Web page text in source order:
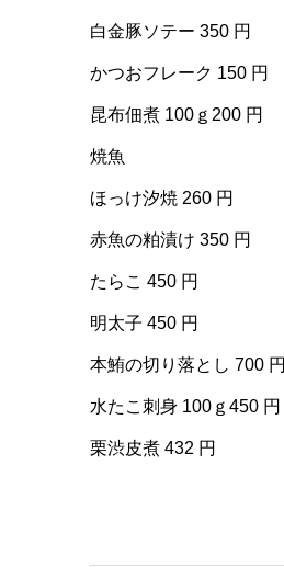
白金豚ソテー 350 円
かつおフレーク 150 円
昆布佃煮 100ｇ200 円
焼魚
ほっけ汐焼 260 円
赤魚の粕漬け 350 円
たらこ 450 円
明太子 450 円
本鮪の切り落とし 700 円
水たこ刺身 100ｇ450 円
栗渋皮煮 432 円